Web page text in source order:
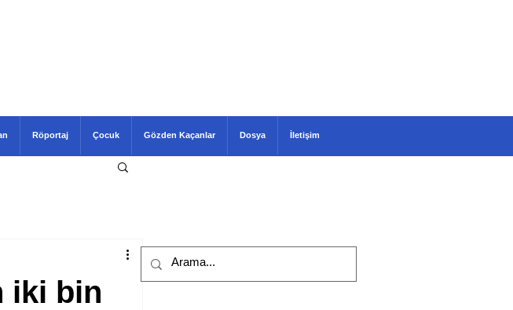
iki bin
Röportaj Çocuk Gözden Kaçanlar Dosya İletişim